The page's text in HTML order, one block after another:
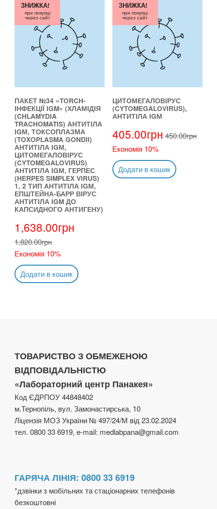
ПАКЕТ №34 «TORCH-
ІНФЕКЦІЇ IGM» (ХЛАМІДІЯ
(CHLAMYDIA
TRACHOMATIS) АНТИТІЛА
IGМ, ТОКСОПЛАЗМА
(TOXOPLASMA GONDII)
АНТИТІЛА IGМ,
ЦИТОМЕГАЛОВІРУС
(CYTOMEGALOVIRUS)
АНТИТІЛА IGМ, ГЕРПЕС
(HERPES SIMPLEX VIRUS)
1, 2 ТИП АНТИТІЛА IGМ,
ЕПШТЕЙНА-БАРР ВІРУС
АНТИТІЛА IGM ДО
КАПСИДНОГО АНТИГЕНУ)
1,638.00грн
1,820.00грн
Економія 10%
ЗНИЖКА!
при покупці
через сайт
Додати в кошик
ЦИТОМЕГАЛОВІРУС
(CYTOMEGALOVIRUS),
АНТИТІЛА IGМ
405.00грн 450.00грн
Економія 10%
ЗНИЖКА!
при покупці
через сайт
Додати в кошик
ТОВАРИСТВО З ОБМЕЖЕНОЮ
ВІДПОВІДАЛЬНІСТЮ
«Лабораторний центр Панакея»
Код ЄДРПОУ 44848402
м.Тернопіль, вул. Замонастирська, 10
Ліцензія МОЗ України № 497/24/М від 23.02.2024
тел. 0800 33 6919, e-mail: medlabpana@gmail.com
ГАРЯЧА ЛІНІЯ: 0800 33 6919
*дзвінки з мобільних та стаціонарних телефонів
безкоштовні